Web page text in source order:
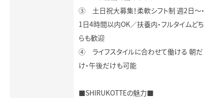
③ 土日祝大募集！柔軟シフト制 週2日～・
1日4時間以内OK／扶養内・フルタイムどち
らも歓迎
④ ライフスタイルに合わせて働ける 朝だ
け・午後だけも可能
■SHIRUKOTTEの魅力■